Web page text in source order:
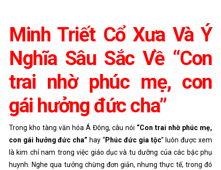
Minh Triết Cổ Xưa Và Ý
Nghĩa Sâu Sắc Về “Con
trai nhờ phúc mẹ, con
gái hưởng đức cha”
Trong kho tàng văn hóa Á Đông, câu nói “Con trai nhờ phúc mẹ,
con gái hưởng đức cha” hay “Phúc đức gia tộc” luôn được xem
là kim chỉ nam trong việc giáo dục và tu dưỡng của các bậc phụ
huynh. Nghe qua tưởng chừng đơn giản, nhưng thực tế, trong đó